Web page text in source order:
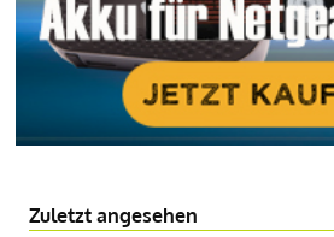
Zuletzt angesehen